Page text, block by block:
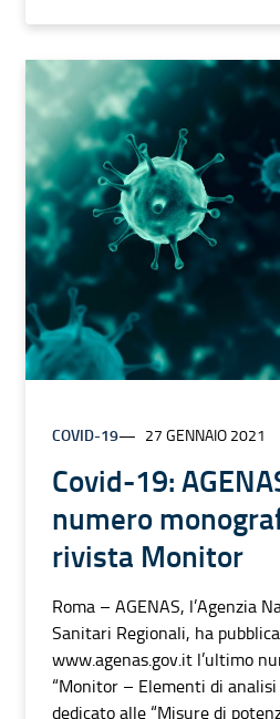
COVID-19 27 GENNAIO 2021
Covid-19:
numero
rivista Monitor
Roma – AGENAS, l’Agenzia
Sanitari Regionali, ha
www.agenas.gov.it l’ultimo
“Monitor – Elementi di
dedicato alle “Misure di